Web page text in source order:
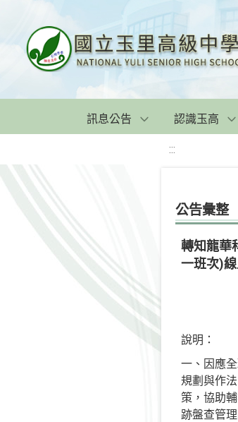
訊息公告 認識玉高
:::
公告彙整
轉知龍華
一班次)
說明：
一、因應
規劃與作
策，協助
跡盤查管